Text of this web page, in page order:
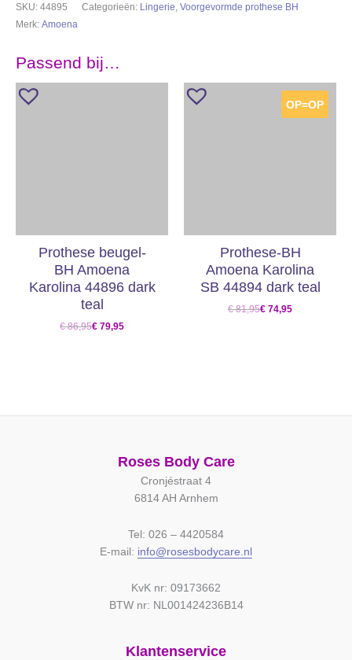
SKU: 44895 Categorieën: Lingerie Voorgevormde prothese BH
Merk: Amoena
Passend bij…
Prothese beugel-
BH Amoena
Karolina 44896 dark
teal
€86,95€ 79,95
OP=OP
Prothese-BH
Amoena Karolina
SB 44894 dark teal
€81,95€ 74,95
Roses Body Care
Cronjéstraat 4
6814 AH Arnhem
Tel: 026 – 4420584
E-mail: info@rosesbodycare.nl
KvK nr: 09173662
BTW nr: NL001424236B14
Klantenservice